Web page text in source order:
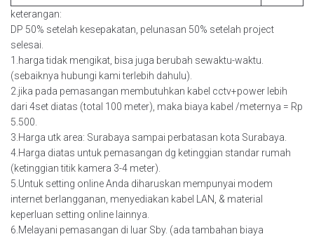
keterangan:
DP 50% setelah kesepakatan, pelunasan 50% setelah project
selesai.
1.harga tidak mengikat, bisa juga berubah sewaktu-waktu.
(sebaiknya hubungi kami terlebih dahulu).
2.jika pada pemasangan membutuhkan kabel cctv+power lebih
dari 4set diatas (total 100 meter), maka biaya kabel /meternya = Rp
5.500.
3.Harga utk area: Surabaya sampai perbatasan kota Surabaya.
4.Harga diatas untuk pemasangan dg ketinggian standar rumah
(ketinggian titik kamera 3-4 meter).
5.Untuk setting online Anda diharuskan mempunyai modem
internet berlangganan, menyediakan kabel LAN, & material
keperluan setting online lainnya.
6.Melayani pemasangan di luar Sby. (ada tambahan biaya